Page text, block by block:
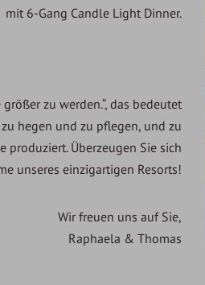
mit 6-Gang Candle Light Dinner.
zu werden.“, das bedeutet
hegen und zu pflegen, und zu
Überzeugen Sie sich
unseres einzigartigen Resorts!
Wir freuen uns auf Sie,
Raphaela & Thomas